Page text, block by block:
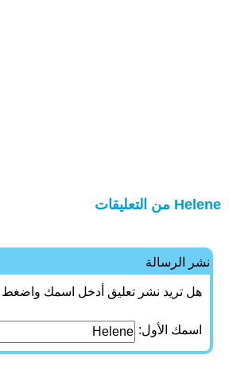
Helene من التعليقات
نشر الرسالة
هل تريد نشر تعليق أدخل اسمك واضغط
اسمك الأول: